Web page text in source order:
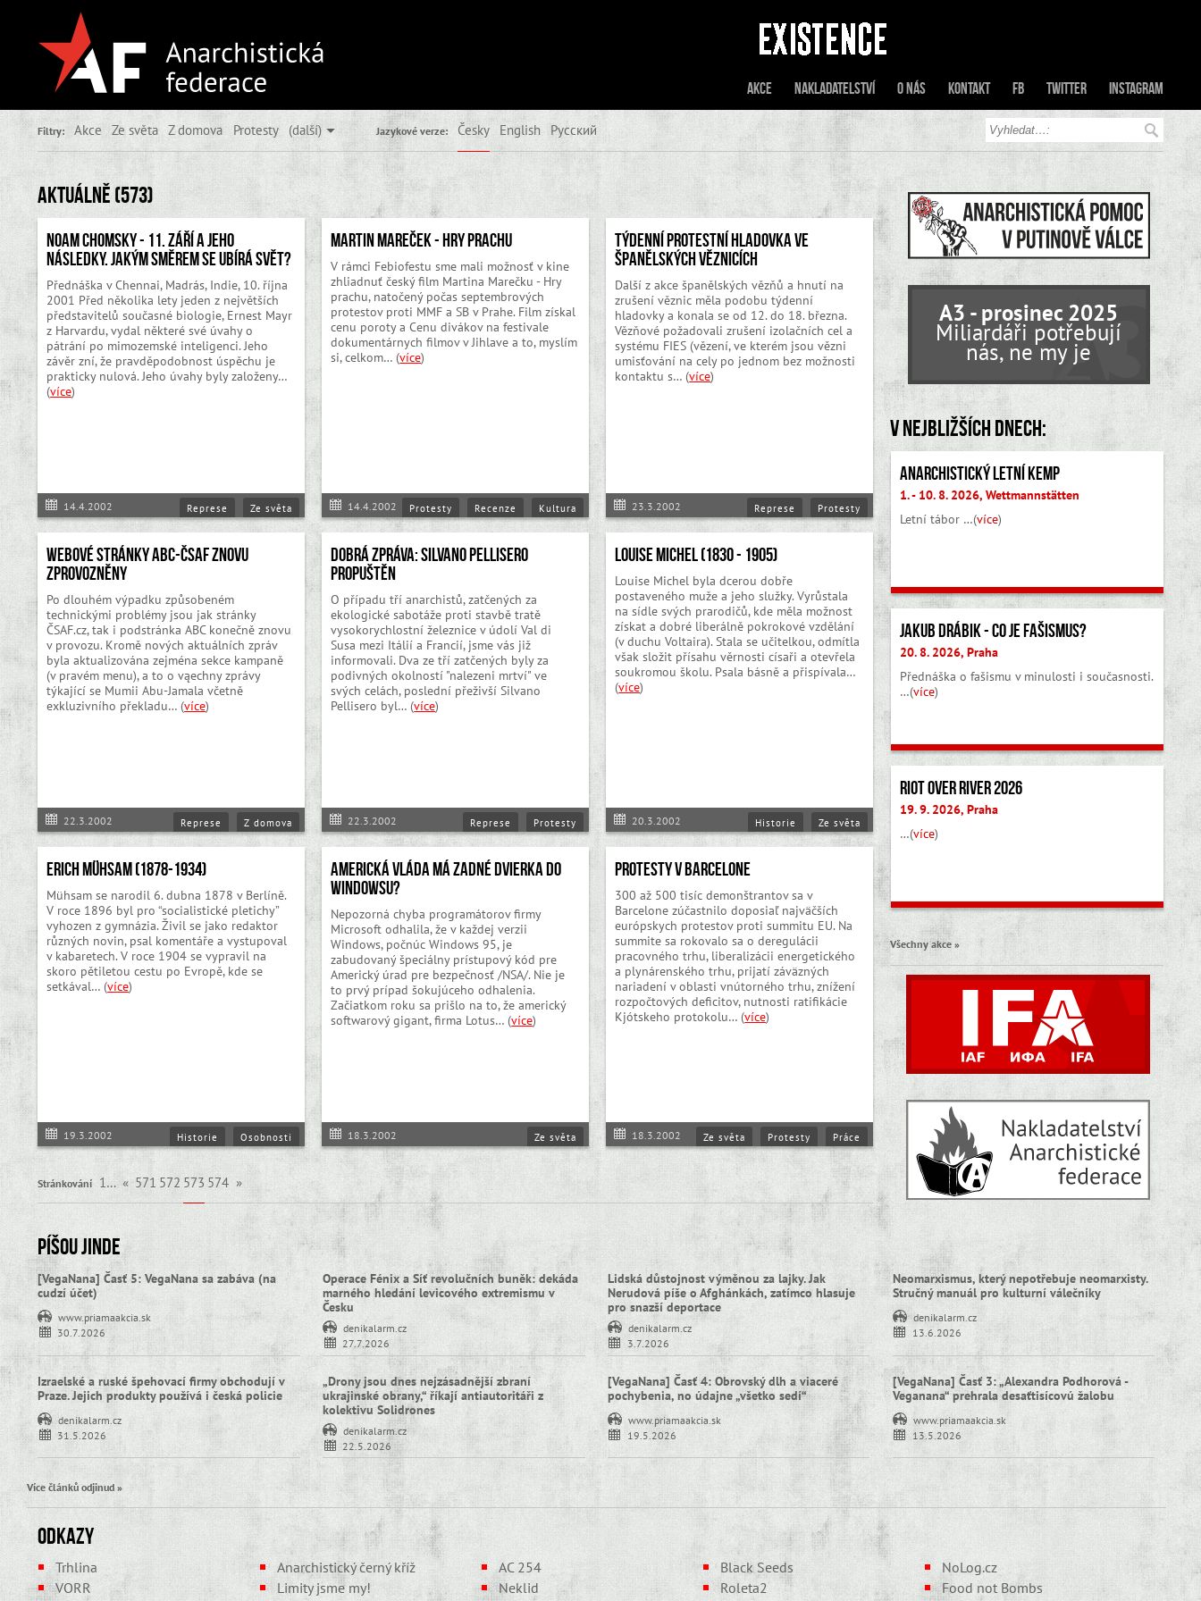
Akce Nakladatelství O nás Kontakt FB Twitter Instagram
Filtry: Akce Ze světa Z domova Protesty (další) Jazykové verze: Česky English Русский
Aktuálně (573)
Noam Chomsky - 11. září a jeho
následky. Jakým směrem se ubírá svět?
Přednáška v Chennai, Madrás, Indie, 10. října
2001 Před několika lety jeden z největších
představitelů současné biologie, Ernest Mayr
z Harvardu, vydal některé své úvahy o
pátrání po mimozemské inteligenci. Jeho
závěr zní, že pravděpodobnost úspěchu je
prakticky nulová. Jeho úvahy byly založeny…
(více)
14.4.2002 Represe Ze světa
Martin Mareček - Hry prachu
V rámci Febiofestu sme mali možnosť v kine
zhliadnuť český film Martina Marečku - Hry
prachu, natočený počas septembrových
protestov proti MMF a SB v Prahe. Film získal
cenu poroty a Cenu divákov na festivale
dokumentárnych filmov v Jihlave a to, myslím
si, celkom… (více)
14.4.2002 Protesty Recenze Kultura
Týdenní protestní hladovka ve
Španělských věznicích
Další z akce španělských vězňů a hnutí na
zrušení věznic měla podobu týdenní
hladovky a konala se od 12. do 18. března.
Vězňové požadovali zrušení izolačních cel a
systému FIES (vězení, ve kterém jsou vězni
umisťování na cely po jednom bez možnosti
kontaktu s… (více)
23.3.2002 Represe Protesty
Webové stránky ABC-ČSAF znovu
zprovozněny
Po dlouhém výpadku způsobeném
technickými problémy jsou jak stránky
ČSAF.cz, tak i podstránka ABC konečně znovu
v provozu. Kromě nových aktuálních zpráv
byla aktualizována zejména sekce kampaně
(v pravém menu), a to o vąechny zprávy
týkající se Mumii Abu-Jamala včetně
exkluzivního překladu… (více)
22.3.2002 Represe Z domova
DOBRÁ ZPRÁVA: Silvano Pellisero
propuštěn
O případu tří anarchistů, zatčených za
ekologické sabotáže proti stavbě tratě
vysokorychlostní železnice v údolí Val di
Susa mezi Itálií a Francií, jsme vás již
informovali. Dva ze tří zatčených byly za
podivných okolností "nalezeni mrtví" ve
svých celách, poslední přeživší Silvano
Pellisero byl… (více)
22.3.2002 Represe Protesty
Louise Michel (1830 - 1905)
Louise Michel byla dcerou dobře
postaveného muže a jeho služky. Vyrůstala
na sídle svých prarodičů, kde měla možnost
získat a dobré liberálně pokrokové vzdělání
(v duchu Voltaira). Stala se učitelkou, odmítla
však složit přísahu věrnosti císaři a otevřela
soukromou školu. Psala básně a přispívala…
(více)
20.3.2002 Historie
Ze světa
Osobnosti
Erich Mühsam (1878-1934)
Mühsam se narodil 6. dubna 1878 v Berlíně.
V roce 1896 byl pro “socialistické pletichy”
vyhozen z gymnázia. Živil se jako redaktor
různých novin, psal komentáře a vystupoval
v kabaretech. V roce 1904 se vypravil na
skoro pětiletou cestu po Evropě, kde se
setkával… (více)
19.3.2002 Historie Osobnosti
Americká vláda má zadné dvierka do
Windowsu?
Nepozorná chyba programátorov firmy
Microsoft odhalila, že v každej verzii
Windows, počnúc Windows 95, je
zabudovaný špeciálny prístupový kód pre
Americký úrad pre bezpečnosť /NSA/. Nie je
to prvý prípad šokujúceho odhalenia.
Začiatkom roku sa prišlo na to, že americký
softwarový gigant, firma Lotus… (více)
18.3.2002 Ze světa
Protesty v Barcelone
300 až 500 tisíc demonštrantov sa v
Barcelone zúčastnilo doposiaľ najväčších
európskych protestov proti summitu EU. Na
summite sa rokovalo sa o deregulácii
pracovného trhu, liberalizácii energetického
a plynárenského trhu, prijatí záväzných
nariadení v oblasti vnútorného trhu, znížení
rozpočtových deficitov, nutnosti ratifikácie
Kjótskeho protokolu… (více)
18.3.2002 Ze světa Protesty Práce
Stránkování 1…« 571 572 573 574 »
A3 - prosinec 2025
Miliardáři potřebují
nás, ne my je
V nejbližších dnech:
Anarchistický letní kemp
1. - 10. 8. 2026, Wettmannstätten
Letní tábor …(více)
Jakub Drábik - Co je fašismus?
20. 8. 2026, Praha
Přednáška o fašismu v minulosti i současnosti.
…(více)
Riot Over River 2026
19. 9. 2026, Praha
…(více)
Všechny akce »
Píšou jinde
[VegaNana] Časť 5: VegaNana sa zabáva (na
cudzí účet)
www.priamaakcia.sk
30.7.2026
Operace Fénix a Síť revolučních buněk: dekáda
marného hledání levicového extremismu v
Česku
denikalarm.cz
27.7.2026
Lidská důstojnost výměnou za lajky. Jak
Nerudová píše o Afghánkách, zatímco hlasuje
pro snazší deportace
denikalarm.cz
3.7.2026
Neomarxismus, který nepotřebuje neomarxisty.
Stručný manuál pro kulturní válečníky
denikalarm.cz
13.6.2026
Izraelské a ruské špehovací firmy obchodují v
Praze. Jejich produkty používá i česká policie
denikalarm.cz
31.5.2026
„Drony jsou dnes nejzásadnější zbraní
ukrajinské obrany,“ říkají antiautoritáři z
kolektivu Solidrones
denikalarm.cz
22.5.2026
[VegaNana] Časť 4: Obrovský dlh a viaceré
pochybenia, no údajne „všetko sedí“
www.priamaakcia.sk
19.5.2026
[VegaNana] Časť 3: „Alexandra Podhorová -
Veganana“ prehrala desaťtisícovú žalobu
www.priamaakcia.sk
13.5.2026
Více článků odjinud »
Odkazy
Trhlina Anarchistický černý kříž AC 254 Black Seeds
NoLog.cz
VORR
Limity jsme my! Neklid Roleta2
Food not Bombs